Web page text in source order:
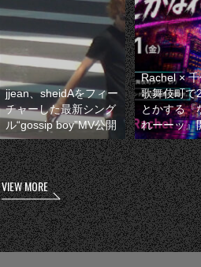
jjean、sheidAをフィー
チャーした最新シング
ル“gossip boy”MV公開
Rachel ×
歌舞伎町で
とかする『
れーーッ』
VIEW MORE